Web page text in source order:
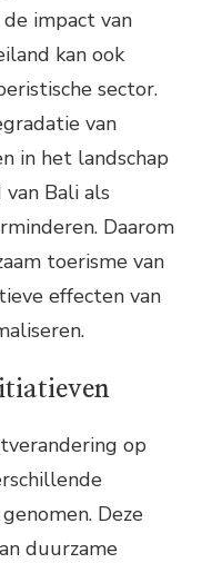
impact van
kan ook
sector.
van
in het landschap
Bali als
Daarom
toerisme van
effecten van
op
Deze
duurzame